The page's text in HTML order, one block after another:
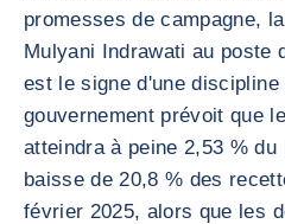
promesses de campagne,
Mulyani Indrawati au poste
est le signe d'une discipline
gouvernement prévoit que
atteindra à peine 2,53 %
baisse de 20,8 % des
février 2025, alors que les